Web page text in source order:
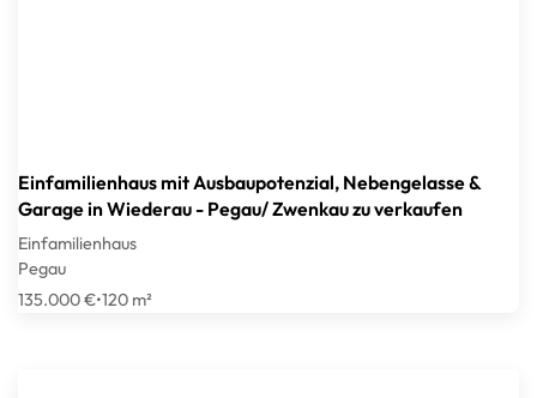
Einfamilienhaus mit Ausbaupotenzial, Nebengelasse &
Garage in Wiederau - Pegau/ Zwenkau zu verkaufen
Einfamilienhaus
Pegau
135.000 €•120 m²